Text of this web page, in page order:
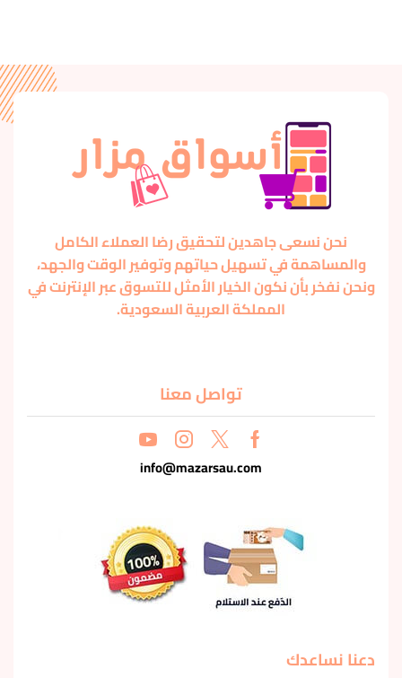
نحن نسعى جاهدين لتحقيق رضا العملاء الكامل
والمساهمة في تسهيل حياتهم وتوفير الوقت والجهد،
ونحن نفخر بأن نكون الخيار الأمثل للتسوق عبر الإنترنت في
المملكة العربية السعودية.
تواصل معنا
info@mazarsau.com
دعنا نساعدك